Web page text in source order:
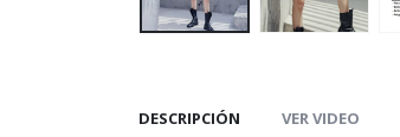
DESCRIPCIÓN VER VIDEO